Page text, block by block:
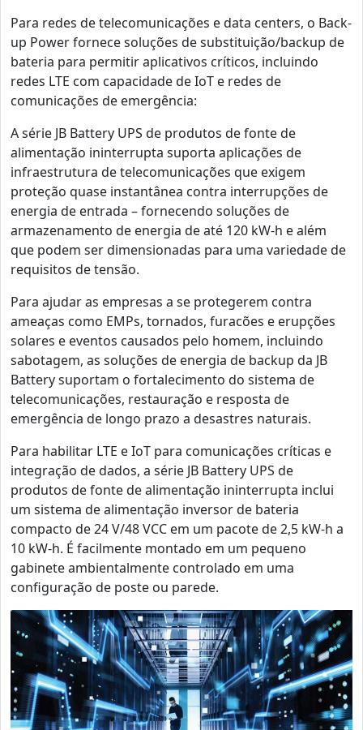
Para redes de telecomunicações e data centers, o Back-
up Power fornece soluções de substituição/backup de
bateria para permitir aplicativos críticos, incluindo
redes LTE com capacidade de IoT e redes de
comunicações de emergência:
A série JB Battery UPS de produtos de fonte de
alimentação ininterrupta suporta aplicações de
infraestrutura de telecomunicações que exigem
proteção quase instantânea contra interrupções de
energia de entrada – fornecendo soluções de
armazenamento de energia de até 120 kW-h e além
que podem ser dimensionadas para uma variedade de
requisitos de tensão.
Para ajudar as empresas a se protegerem contra
ameaças como EMPs, tornados, furacões e erupções
solares e eventos causados pelo homem, incluindo
sabotagem, as soluções de energia de backup da JB
Battery suportam o fortalecimento do sistema de
telecomunicações, restauração e resposta de
emergência de longo prazo a desastres naturais.
Para habilitar LTE e IoT para comunicações críticas e
integração de dados, a série JB Battery UPS de
produtos de fonte de alimentação ininterrupta inclui
um sistema de alimentação inversor de bateria
compacto de 24 V/48 VCC em um pacote de 2,5 kW-h a
10 kW-h. É facilmente montado em um pequeno
gabinete ambientalmente controlado em uma
configuração de poste ou parede.